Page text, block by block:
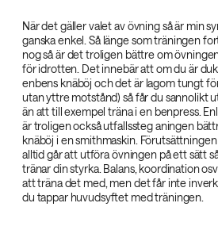
När det gäller valet av övning så är min
ganska enkel. Så länge som träningen
nog så är det troligen bättre om
för idrotten. Det innebär att om du är
enbens knäböj och det är lagom tungt
utan yttre motstånd) så får du sannolikt
än att till exempel träna i en benpress.
är troligen också utfallssteg aningen
knäböj i en smithmaskin.
alltid går att utföra övningen på ett sätt
tränar din styrka. Balans, koordination
att träna det med, men det får inte
du tappar huvudsyftet med träningen.